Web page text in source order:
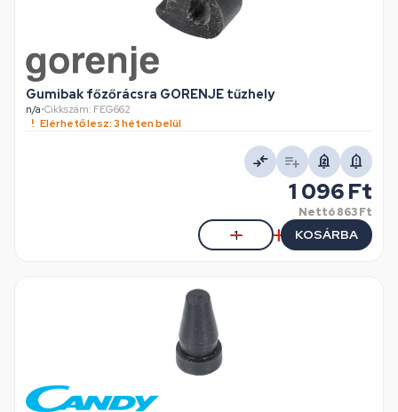
Gumibak főzőrácsra GORENJE tűzhely
n/a•Cikkszám: FEG662
Elérhető lesz: 3 héten belül
1 096 Ft
Nettó863 Ft
KOSÁRBA